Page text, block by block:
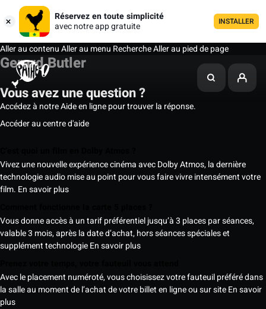
Réservez en toute simplicité
avec notre app gratuite
INSTALLER
Aller au contenuAller au menu RechercheAller au pied de page
Gerard Butler
Vous avez une question ?
Accédez à notre Aide en ligne pour trouver la réponse.
Accéder au centre d'aide
Vivez une nouvelle expérience cinéma avec Dolby Atmos, la dernière
technologie audio mise au point pour vous faire vivre intensément votre
film. En savoir plus
Vous donne accès à un tarif préférentiel jusqu’à 3 places par séances,
valable 3 mois, après la date d’achat, hors séances spéciales et
supplément technologieEn savoir plus
Avec le placement numéroté, vous choisissez votre fauteuil préféré dans
la salle au moment de l’achat de votre billet en ligne ou sur siteEn savoir
plus